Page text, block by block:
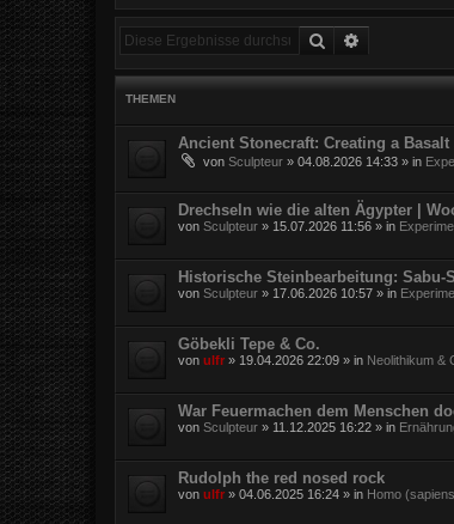
Suche
THEMEN
Ancient Stonecraft: Creating a
von Sculpteur » 04.08.2026 14:33 » in
Drechseln wie die alten Ägypter |
von Sculpteur » 15.07.2026 11:56 » in
Historische Steinbearbeitung:
von Sculpteur » 17.06.2026 10:57 » in
Göbekli Tepe & Co.
von ulfr » 19.04.2026 22:09 » in Neolithikum &
War Feuermachen dem Menschen
von Sculpteur » 11.12.2025 16:22 » in
Rudolph the red nosed rock
von ulfr » 04.06.2025 16:24 » in Homo